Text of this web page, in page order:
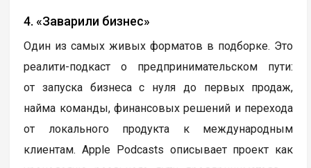
4. «Заварили бизнес»
Один из самых живых форматов в подборке. Это
реалити-подкаст о предпринимательском пути:
от запуска бизнеса с нуля до первых продаж,
найма команды, финансовых решений и перехода
от локального продукта к международным
клиентам. Apple Podcasts описывает проект как